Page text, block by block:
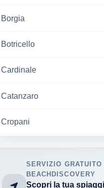
Borgia
Botricello
Cardinale
Catanzaro
Cropani
Davoli
Falerna
SERVIZIO GRATUITO
BEACHDISCOVERY
Scopri la tua